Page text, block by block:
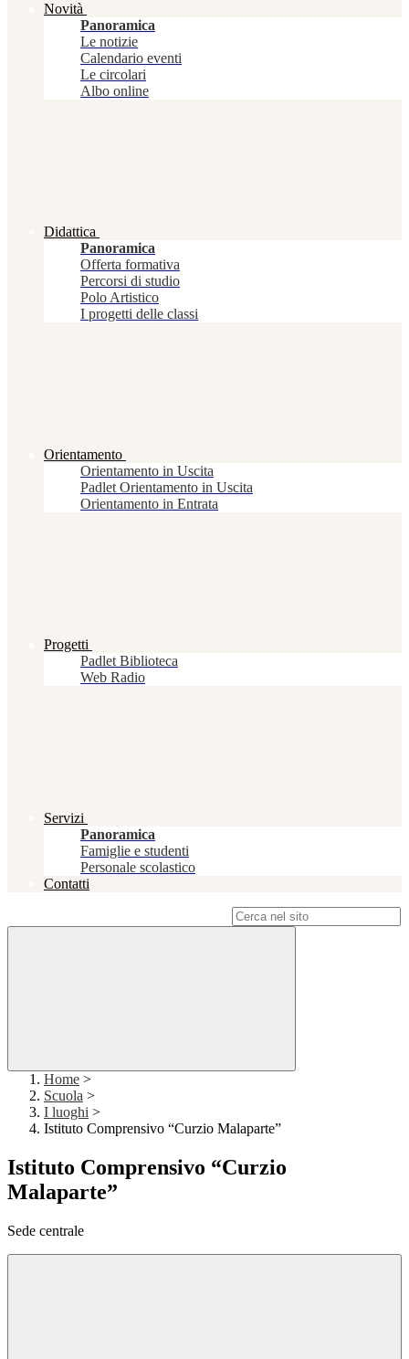
Novità
Panoramica
Le notizie
Calendario eventi
Le circolari
Albo online
Didattica
Panoramica
Offerta formativa
Percorsi di studio
Polo Artistico
I progetti delle classi
Orientamento
Orientamento in Uscita
Padlet Orientamento in Uscita
Orientamento in Entrata
Progetti
Padlet Biblioteca
Web Radio
Servizi
Panoramica
Famiglie e studenti
Personale scolastico
Contatti
Home >
Scuola >
I luoghi >
Istituto Comprensivo “Curzio Malaparte”
Istituto Comprensivo “Curzio
Malaparte”
Sede centrale